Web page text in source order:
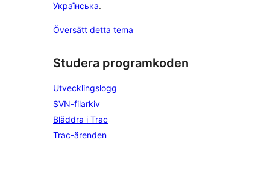
Українська.
Översätt detta tema
Studera programkoden
Utvecklingslogg
SVN-filarkiv
Bläddra i Trac
Trac-ärenden